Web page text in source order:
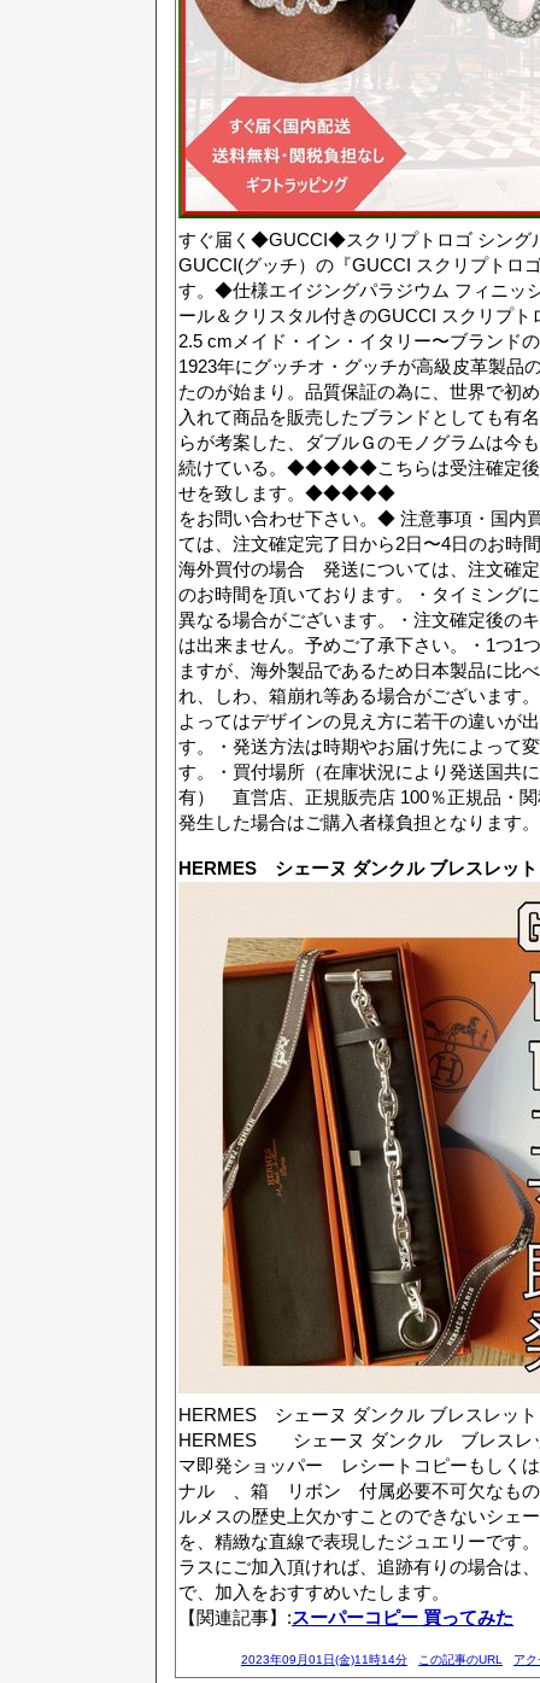
すぐ届く◆GUCCI◆スクリプトロゴ シング
GUCCI(グッチ）の『GUCCI スクリプトロ
す。◆仕様エイジングパラジウム フィニッ
ール＆クリスタル付きのGUCCI スクリプト
2.5 cmメイド・イン・イタリー〜ブランド
1923年にグッチオ・グッチが高級皮革製品
たのが始まり。品質保証の為に、世界で初
入れて商品を販売したブランドとしても有
らが考案した、ダブルＧのモノグラムは今
続けている。◆◆◆◆◆こちらは受注確定後
せを致します。◆◆◆◆◆ 注文前
をお問い合わせ下さい。◆ 注意事項・国
ては、注文確定完了日から2日〜4日のお時
海外買付の場合 発送については、注文確
のお時間を頂いております。・タイミング
異なる場合がございます。・注文確定後の
は出来ません。予めご了承下さい。・1つ1
ますが、海外製品であるため日本製品に比
れ、しわ、箱崩れ等ある場合がございます
よってはデザインの見え方に若干の違いが
す。・発送方法は時期やお届け先によって
す。・買付場所（在庫状況により発送国共
有） 直営店、正規販売店 100％正規品・
発生した場合はご購入者様負担となりま
HERMES シェーヌ ダンクル ブレスレッ
HERMES シェーヌ ダンクル ブレスレッ
HERMES シェーヌ ダンクル ブレスレ
マ即発ショッパー レシートコピーもしく
ナル 、箱 リボン 付属必要不可欠なもの
ルメスの歴史上欠かすことのできないシェ
を、精緻な直線で表現したジュエリーです
ラスにご加入頂ければ、追跡有りの場合は
で、加入をおすすめいたします。
【関連記事】:スーパーコピー 買ってみた
2023年09月01日(金)11時14分 この記事のURL ア